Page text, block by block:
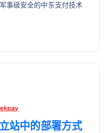
事级安全的中东支付技术
站中的部署方式